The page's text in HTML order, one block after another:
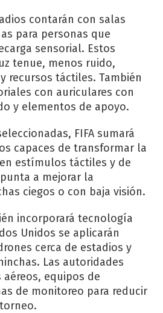
contarán con salas
para personas que
sensorial. Estos
tenue, menos ruido,
recursos táctiles. También
con auriculares con
y elementos de apoyo.
FIFA sumará
capaces de transformar la
estímulos táctiles y de
a mejorar la
ciegos o con baja visión.
incorporará tecnología
Unidos se aplicarán
cerca de estadios y
Las autoridades
equipos de
de monitoreo para reducir